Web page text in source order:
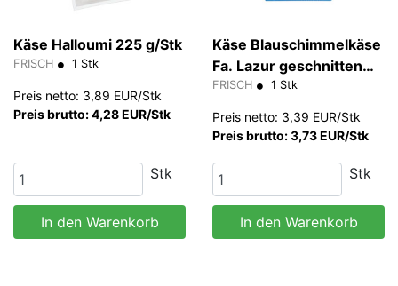
Käse Halloumi 225 g/Stk
FRISCH 1 Stk
Preis netto: 3,89 EUR/Stk
Preis brutto: 4,28 EUR/Stk
Stk
In den Warenkorb
Käse Blauschimmelkäse
Fa. Lazur geschnitten
100 g/Pkg
FRISCH 1 Stk
Preis netto: 3,39 EUR/Stk
Preis brutto: 3,73 EUR/Stk
Stk
In den Warenkorb